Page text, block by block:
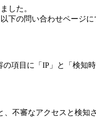
した。
の問い合わせページに
項目に「IP」と「検知
不審なアクセスと検知